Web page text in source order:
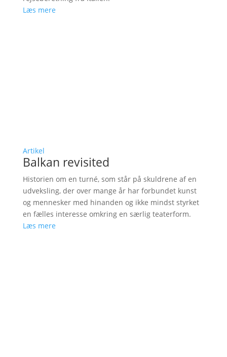
Læs mere
Artikel
Balkan revisited
Historien om en turné, som står på skuldrene af en
udveksling, der over mange år har forbundet kunst
og mennesker med hinanden og ikke mindst styrket
en fælles interesse omkring en særlig teaterform.
Læs mere